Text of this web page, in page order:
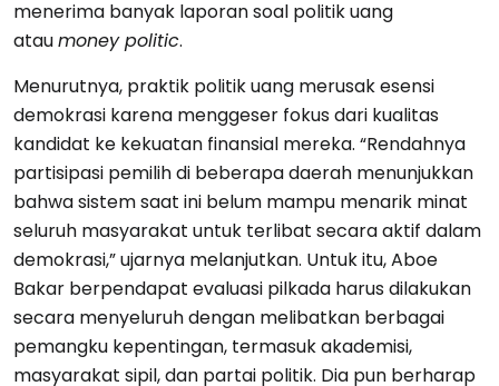
menerima banyak laporan soal politik uang
ataumoney politic.
Menurutnya, praktik politik uang merusak esensi
demokrasi karena menggeser fokus dari kualitas
kandidat ke kekuatan finansial mereka. “Rendahnya
partisipasi pemilih di beberapa daerah menunjukkan
bahwa sistem saat ini belum mampu menarik minat
seluruh masyarakat untuk terlibat secara aktif dalam
demokrasi,” ujarnya melanjutkan. Untuk itu, Aboe
Bakar berpendapat evaluasi pilkada harus dilakukan
secara menyeluruh dengan melibatkan berbagai
pemangku kepentingan, termasuk akademisi,
masyarakat sipil, dan partai politik. Dia pun berharap